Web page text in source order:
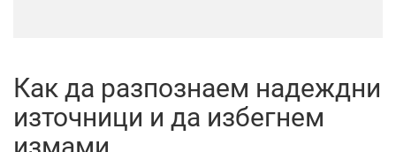
Как да разпознаем надеждни
източници и да избегнем